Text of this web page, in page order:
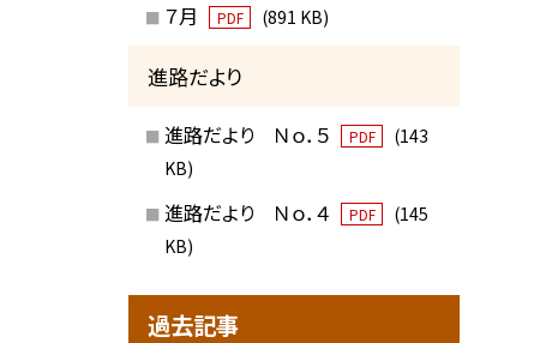
７月 PDF (891 KB)
進路だより
進路だより Ｎｏ．５ PDF
(143
KB)
進路だより Ｎｏ．４ PDF
(145
KB)
過去記事